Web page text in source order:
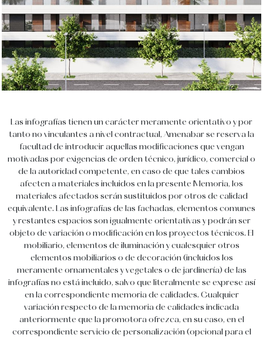
Las infografías tienen un carácter meramente orientativo y por
tanto no vinculantes a nivel contractual, Amenabar se reserva la
facultad de introducir aquellas modificaciones que vengan
motivadas por exigencias de orden técnico, jurídico, comercial o
de la autoridad competente, en caso de que tales cambios
afecten a materiales incluidos en la presente Memoria, los
materiales afectados serán sustituidos por otros de calidad
equivalente. Las infografías de las fachadas, elementos comunes
y restantes espacios son igualmente orientativas y podrán ser
objeto de variación o modificación en los proyectos técnicos. El
mobiliario, elementos de iluminación y cualesquier otros
elementos mobiliarios o de decoración (incluidos los
meramente ornamentales y vegetales o de jardinería) de las
infografías no está incluido, salvo que literalmente se exprese así
en la correspondiente memoria de calidades. Cualquier
variación respecto de la memoria de calidades indicada
anteriormente que la promotora ofrezca, en su caso, en el
correspondiente servicio de personalización (opcional para el